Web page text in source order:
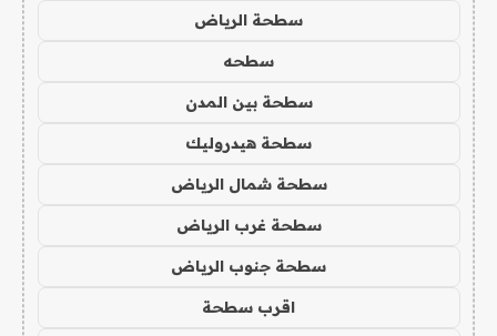
سطحة الرياض
سطحه
سطحة بين المدن
سطحة هيدروليك
سطحة شمال الرياض
سطحة غرب الرياض
سطحة جنوب الرياض
اقرب سطحة